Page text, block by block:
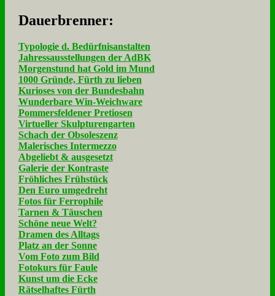
Dau­er­bren­ner:
Typologie d. Bedürfnisanstalten
Jahressausstellungen der AdBK
Morgenstund hat Gold im Mund
1000 Gründe, Fürth zu lieben
Kurioses von der Bundesbahn
Wunderbare Win-Weichware
Pommersfeldener Pretiosen
Virtueller Skulpturengarten
Schach der Obsoleszenz
Malerisches Intermezzo
Abgeliebt & ausgesetzt
Galerie der Kontraste
Fröhliches Frühstück
Den Euro umgedreht
Fotos für Ferrophile
Tarnen & Täuschen
Schöne neue Welt?
Dramen des Alltags
Platz an der Sonne
Vom Foto zum Bild
Fotokurs für Faule
Kunst um die Ecke
Rätselhaftes Fürth